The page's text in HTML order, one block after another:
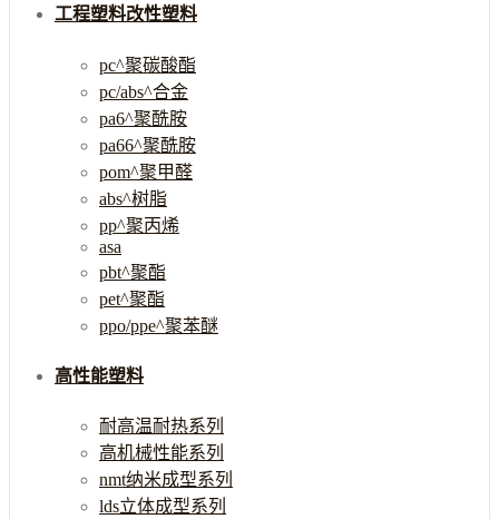
工程塑料改性塑料
pc^聚碳酸酯
pc/abs^合金
pa6^聚酰胺
pa66^聚酰胺
pom^聚甲醛
abs^树脂
pp^聚丙烯
asa
pbt^聚酯
pet^聚酯
ppo/ppe^聚苯醚
高性能塑料
耐高温耐热系列
高机械性能系列
nmt纳米成型系列
lds立体成型系列